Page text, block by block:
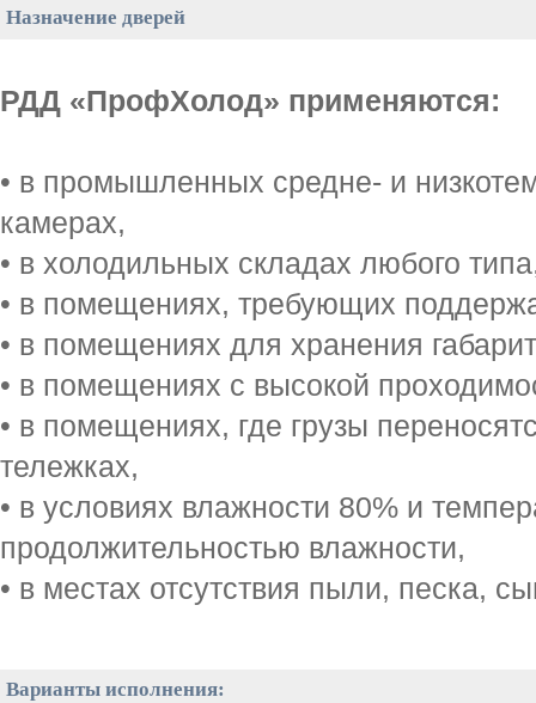
Назначение дверей
РДД «ПрофХолод» применяются:
• в промышленных средне- и
камерах,
• в холодильных складах любого
• в помещениях, требующих
• в помещениях для хранения
• в помещениях с высокой
• в помещениях, где грузы
тележках,
• в условиях влажности 80% и
продолжительностью влажности,
• в местах отсутствия пыли, песка,
Варианты исполнения: